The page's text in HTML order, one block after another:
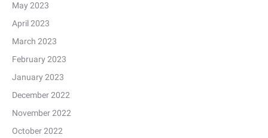
May 2023
April 2023
March 2023
February 2023
January 2023
December 2022
November 2022
October 2022